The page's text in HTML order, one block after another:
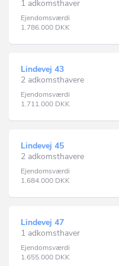
1 adkomsthaver
Ejendomsværdi
1.786.000 DKK
Lindevej 43
2 adkomsthavere
Ejendomsværdi
1.711.000 DKK
Lindevej 45
2 adkomsthavere
Ejendomsværdi
1.684.000 DKK
Lindevej 47
1 adkomsthaver
Ejendomsværdi
1.655.000 DKK